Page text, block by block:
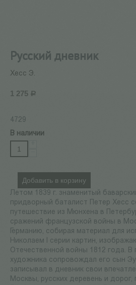
Русский дневник
Хесс Э.
1 275 Р
4729
В наличии
Добавить в корзину
Летом 1839 г. знаменитый
придворный баталист Петер Хесс
путешествие из Мюнхена в
сражений французской войны в
Германию, собирая материал для
Николаем I серии картин,
Отечественной войны 1812 года. В
художника сопровождал его сын
записывал в дневник свои
Москвы, русских деревень и дорог,